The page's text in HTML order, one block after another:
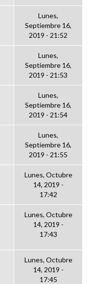
Lunes,
Septiembre 16,
2019 - 21:52
Lunes,
Septiembre 16,
2019 - 21:53
Lunes,
Septiembre 16,
2019 - 21:54
Lunes,
Septiembre 16,
2019 - 21:55
Lunes, Octubre
14, 2019 -
17:42
Lunes, Octubre
14, 2019 -
17:43
Lunes, Octubre
14, 2019 -
17:45